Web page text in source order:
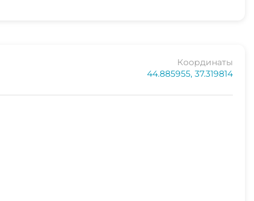
Координаты
44.885955, 37.319814